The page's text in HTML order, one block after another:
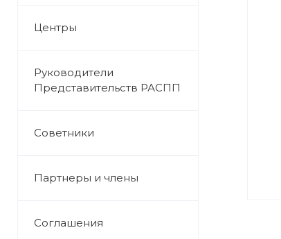
Центры
Руководители
Представительств РАСПП
Советники
Партнеры и члены
Соглашения